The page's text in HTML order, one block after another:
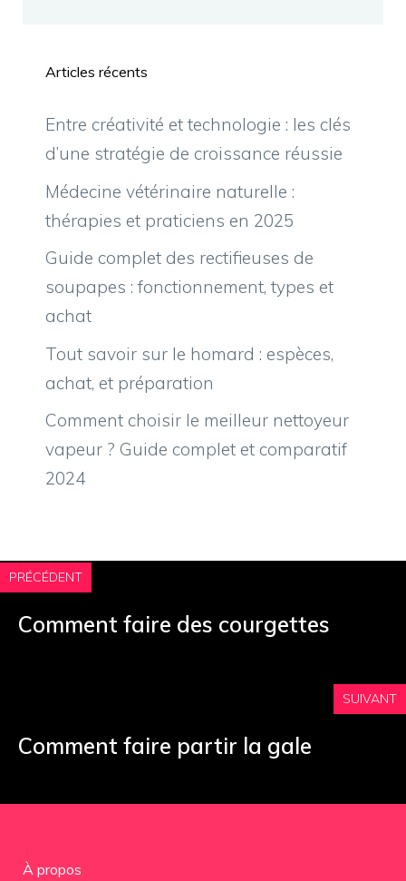
Articles récents
Entre créativité et technologie : les clés
d’une stratégie de croissance réussie
Médecine vétérinaire naturelle :
thérapies et praticiens en 2025
Guide complet des rectifieuses de
soupapes : fonctionnement, types et
achat
Tout savoir sur le homard : espèces,
achat, et préparation
Comment choisir le meilleur nettoyeur
vapeur ? Guide complet et comparatif
2024
PRÉCÉDENT
Comment faire des courgettes
SUIVANT
Comment faire partir la gale
À propos